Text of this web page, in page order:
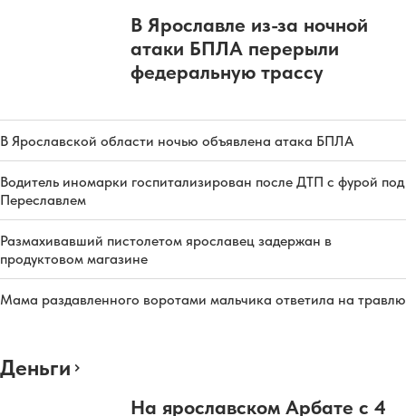
В Ярославле из-за ночной
атаки БПЛА перерыли
федеральную трассу
В Ярославской области ночью объявлена атака БПЛА
Водитель иномарки госпитализирован после ДТП с фурой под
Переславлем
Размахивавший пистолетом ярославец задержан в
продуктовом магазине
Мама раздавленного воротами мальчика ответила на травлю
Деньги
На ярославском Арбате с 4